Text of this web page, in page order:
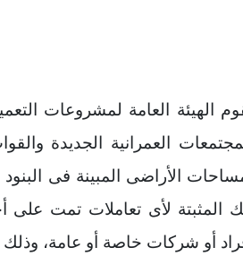
الهيئة العامة لمشروعات
العمرانية الجديدة
المثبتة لأى تعاملات تمت على
أو شركات خاصة أو عامة،